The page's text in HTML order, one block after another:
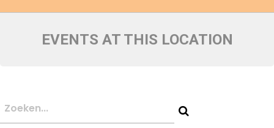
EVENTS AT THIS LOCATION